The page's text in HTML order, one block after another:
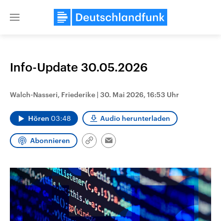
Close
Landtagswahl Sachsen-Anhalt
2026
Alle Informationen
Sachsen-Anhalt wählt am 6.
September 2026 einen neuen
Landtag. Seit 2021 wird das
Bundesland von einer Koalition aus
USA
Aktuelle Beiträge,
Hintergründe
Wirtschaftlich und
gehören die Vereinigten
den mächtigsten Ländern
mit großem Einfluss auf
Info-Update 30.05.2026
Walch-Nasseri, Friederike | 30. Mai 2026, 16:53 Uhr
Hören 03:48 Audio herunterladen
Abonnieren
Link
Email